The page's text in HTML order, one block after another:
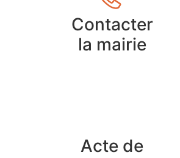
Contacter
la mairie
Acte de